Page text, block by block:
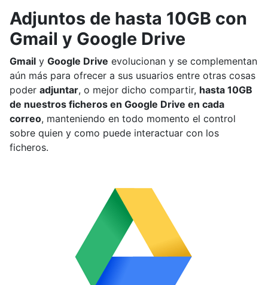
Adjuntos de hasta 10GB con
Gmail y Google Drive
Gmail y Google Drive evolucionan y se complementan
aún más para ofrecer a sus usuarios entre otras cosas
poder adjuntar, o mejor dicho compartir, hasta 10GB
de nuestros ficheros en Google Drive en cada
correo, manteniendo en todo momento el control
sobre quien y como puede interactuar con los
ficheros.